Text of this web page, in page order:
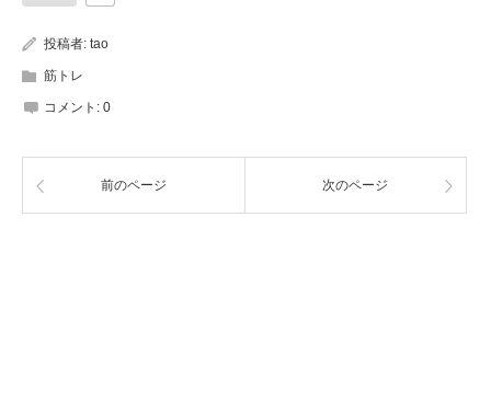
投稿者: tao
筋トレ
コメント: 0
前のページ 次のページ